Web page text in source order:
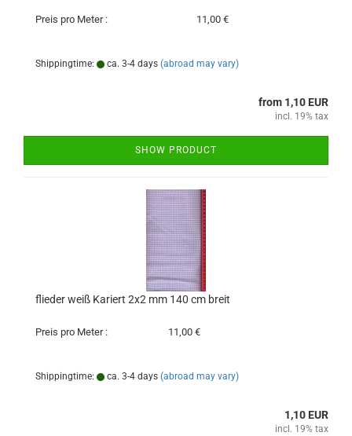
Preis pro Meter : 11,00 €
Shippingtime: ca. 3-4 days (abroad may vary)
from 1,10 EUR
incl. 19% tax
SHOW PRODUCT
flieder weiß Kariert 2x2 mm 140 cm breit
Preis pro Meter : 11,00 €
Shippingtime: ca. 3-4 days (abroad may vary)
1,10 EUR
incl. 19% tax